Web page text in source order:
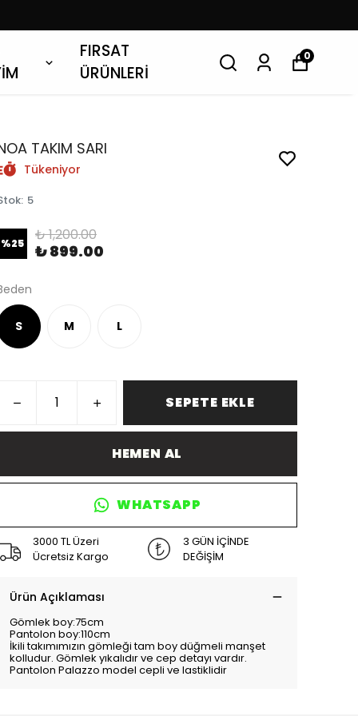
FIRSAT
ÜRÜNLERİ
0
TAKIM SARI
Tükeniyor
: 5
%25 ₺ 1,200.00
₺ 899.00
S M L
SEPETE EKLE
HEMEN AL
WHATSAPP
3000 TL Üzeri
Ücretsiz Kargo
3 GÜN İÇİNDE
DEĞİŞİM
Ürün Açıklaması
Gömlek boy:75cm
Pantolon boy:110cm
İkili takımımızın gömleği tam boy düğmeli manşet
kolludur. Gömlek yıkalıdır ve cep detayı vardır.
Pantolon Palazzo model cepli ve lastiklidir